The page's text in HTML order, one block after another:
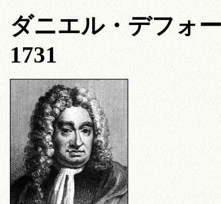
ダニエル・デフォ
1731